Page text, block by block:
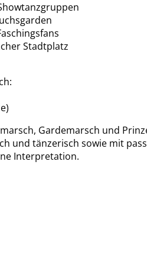
Stadtplatz
Gardemarsch und
und tänzerisch sowie mit
Interpretation.